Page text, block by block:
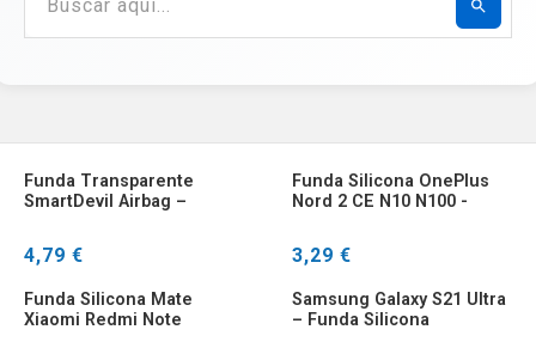
Funda Transparente
SmartDevil Airbag –
4,79 €
Funda Silicona OnePlus
Nord 2 CE N10 N100 -
3,29 €
Funda Silicona Mate
Xiaomi Redmi Note
Samsung Galaxy S21 Ultra
– Funda Silicona